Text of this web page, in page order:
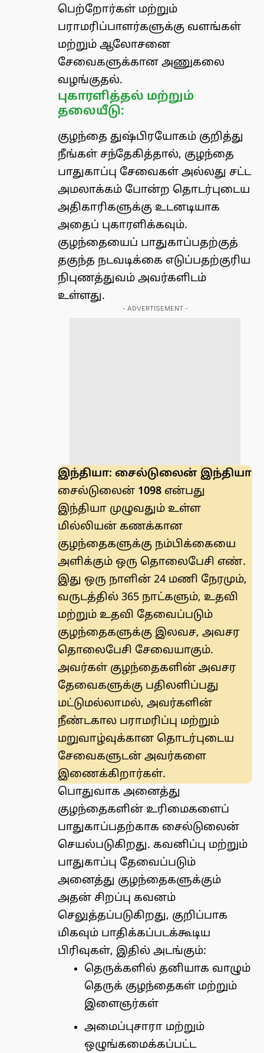
பெற்றோர்கள் மற்றும்
பராமரிப்பாளர்களுக்கு வளங்கள்
மற்றும் ஆலோசனை
சேவைகளுக்கான அணுகலை
வழங்குதல்.
புகாரளித்தல் மற்றும்
தலையீடு:
குழந்தை துஷ்பிரயோகம் குறித்து
நீங்கள் சந்தேகித்தால், குழந்தை
பாதுகாப்பு சேவைகள் அல்லது சட்ட
அமலாக்கம் போன்ற தொடர்புடைய
அதிகாரிகளுக்கு உடனடியாக
அதைப் புகாரளிக்கவும்.
குழந்தையைப் பாதுகாப்பதற்குத்
தகுந்த நடவடிக்கை எடுப்பதற்குரிய
நிபுணத்துவம் அவர்களிடம்
உள்ளது.
- ADVERTISEMENT -
இந்தியா: சைல்டுலைன் இந்தியா
சைல்டுலைன் 1098 என்பது
இந்தியா முழுவதும் உள்ள
மில்லியன் கணக்கான
குழந்தைகளுக்கு நம்பிக்கையை
அளிக்கும் ஒரு தொலைபேசி எண்.
இது ஒரு நாளின் 24 மணி நேரமும்,
வருடத்தில் 365 நாட்களும், உதவி
மற்றும் உதவி தேவைப்படும்
குழந்தைகளுக்கு இலவச, அவசர
தொலைபேசி சேவையாகும்.
அவர்கள் குழந்தைகளின் அவசர
தேவைகளுக்கு பதிலளிப்பது
மட்டுமல்லாமல், அவர்களின்
நீண்டகால பராமரிப்பு மற்றும்
மறுவாழ்வுக்கான தொடர்புடைய
சேவைகளுடன் அவர்களை
இணைக்கிறார்கள்.
பொதுவாக அனைத்து
குழந்தைகளின் உரிமைகளைப்
பாதுகாப்பதற்காக சைல்டுலைன்
செயல்படுகிறது. கவனிப்பு மற்றும்
பாதுகாப்பு தேவைப்படும்
அனைத்து குழந்தைகளுக்கும்
அதன் சிறப்பு கவனம்
செலுத்தப்படுகிறது, குறிப்பாக
மிகவும் பாதிக்கப்படக்கூடிய
பிரிவுகள், இதில் அடங்கும்:
தெருக்களில் தனியாக வாழும்
தெருக் குழந்தைகள் மற்றும்
இளைஞர்கள்
அமைப்புசாரா மற்றும்
ஒழுங்கமைக்கப்பட்ட